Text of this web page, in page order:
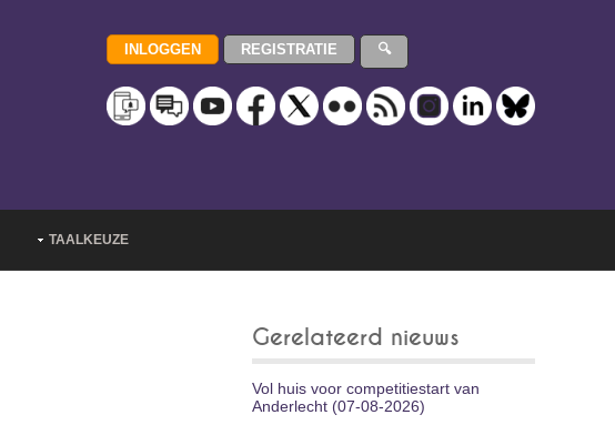
TAALKEUZE
Gerelateerd nieuws
Vol huis voor competitiestart van
Anderlecht (07-08-2026)